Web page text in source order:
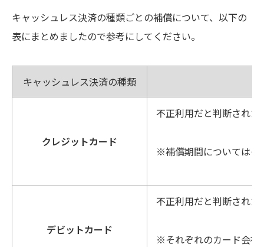
キャッシュレス決済の種類ごとの補償について、以下の
表にまとめましたので参考にしてください。
キャッシュレス決済の種類
クレジットカード
不正利用だと判断され
※補償期間についてはそ
デビットカード
不正利用だと判断され
※それぞれのカード会社